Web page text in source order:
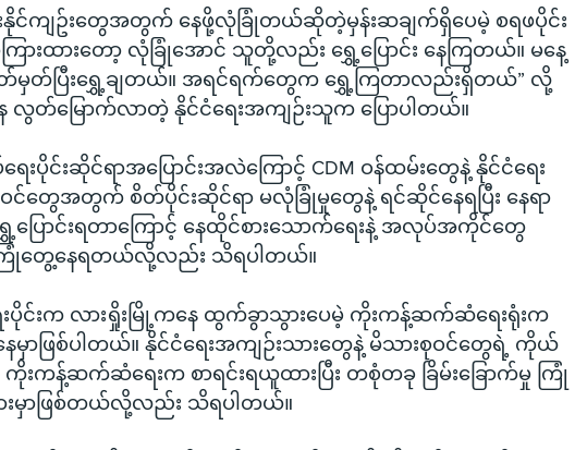
င်ကျဥ်းတွေအတွက် နေဖို့လုံခြုံတယ်ဆိုတဲ့မှန်းဆချက်ရှိပေမဲ့ စရဖပိုင်း
ားထားတော့ လုံခြုံအောင် သူတို့လည်း ရွှေ့ပြောင်း နေကြတယ်။ မနေ့
မှတ်ပြီးရွှေ့ချတယ်။ အရင်ရက်တွေက ရွှေ့ကြတာလည်းရှိတယ်” လို့
လွတ်မြောက်လာတဲ့ နိုင်ငံရေးအကျဉ်းသူက ပြောပါတယ်။
းပိုင်းဆိုင်ရာအပြောင်းအလဲကြောင့် CDM ဝန်ထမ်းတွေနဲ့ နိုင်ငံရေး
င်တွေအတွက် စိတ်ပိုင်းဆိုင်ရာ မလုံခြုံမှုတွေနဲ့ ရင်ဆိုင်နေရပြီး နေရာ
ောင်းရတာကြောင့် နေထိုင်စားသောက်ရေးနဲ့ အလုပ်အကိုင်တွေ
ြုံတွေ့နေရတယ်လို့လည်း သိရပါတယ်။
ပိုင်းက လားရှိုးမြို့ကနေ ထွက်ခွာသွားပေမဲ့ ကိုးကန့်ဆက်ဆံရေးရုံးက
ာဖြစ်ပါတယ်။ နိုင်ငံရေးအကျဉ်းသားတွေနဲ့ မိသားစုဝင်တွေရဲ့ ကိုယ်
န့်ဆက်ဆံရေးက စာရင်းရယူထားပြီး တစုံတခု ခြိမ်းခြောက်မှု ကြုံ
းမှာဖြစ်တယ်လို့လည်း သိရပါတယ်။